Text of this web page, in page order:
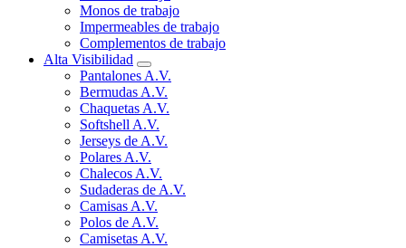
Monos de trabajo
Impermeables de trabajo
Complementos de trabajo
Alta Visibilidad
Pantalones A.V.
Bermudas A.V.
Chaquetas A.V.
Softshell A.V.
Jerseys de A.V.
Polares A.V.
Chalecos A.V.
Sudaderas de A.V.
Camisas A.V.
Polos de A.V.
Camisetas A.V.